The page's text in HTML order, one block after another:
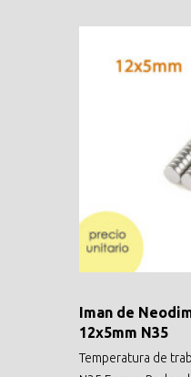
Iman de
12x5mm N35
Temperatura de